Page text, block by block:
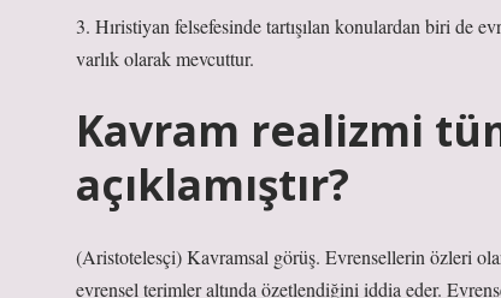
3. Hıristiyan felsefesinde tartışılan konulardan biri de
varlık olarak mevcuttur.
Kavram realizmi
açıklamıştır?
(Aristotelesçi) Kavramsal görüş. Evrensellerin özleri
evrensel terimler altında özetlendiğini iddia eder.